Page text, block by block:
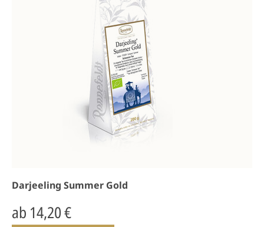
Darjeeling Summer Gold
ab 14,20 €